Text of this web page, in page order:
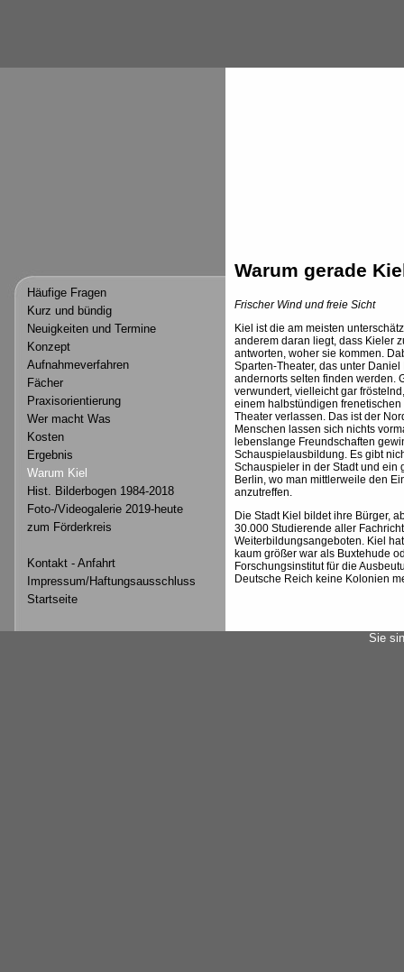
Häufige Fragen
Kurz und bündig
Neuigkeiten und Termine
Konzept
Aufnahmeverfahren
Fächer
Praxisorientierung
Wer macht Was
Kosten
Ergebnis
Warum Kiel
Hist. Bilderbogen 1984-2018
Foto-/Videogalerie 2019-heute
zum Förderkreis
Kontakt - Anfahrt
Impressum/Haftungsausschluss
Startseite
Warum gerade
Frischer Wind und freie Sicht
Kiel ist die am meisten
anderem daran liegt, dass Kieler
antworten, woher sie kommen.
Sparten-Theater, das unter
andernorts selten finden werden.
verwundert, vielleicht gar
einem halbstündigen
Theater verlassen. Das ist der
Menschen lassen sich nichts
lebenslange Freundschaften
Schauspielausbildung. Es gibt
Schauspieler in der Stadt und ein
Berlin, wo man mittlerweile den
anzutreffen.
Die Stadt Kiel bildet ihre Bürger,
30.000 Studierende aller
Weiterbildungsangeboten. Kiel
kaum größer war als Buxtehude
Forschungsinstitut für die
Deutsche Reich keine Kolonien
Sie